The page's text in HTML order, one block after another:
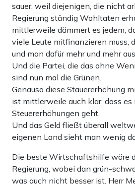
sauer, weil diejenigen, die nicht
Regierung ständig Wohltaten
mittlerweile dämmert es jedem,
viele Leute mitfinanzieren muss,
und man dafür mehr und mehr
Und die Partei, die das ohne
sind nun mal die Grünen.
Genauso diese Stauererhöhung
ist mittlerweile auch klar, dass es
Steuererhöhungen geht.
Und das Geld fließt überall
eigenen Land sieht man wenig
Die beste Wirtschaftshilfe wäre
Regierung, wobei dan grün-
was auch nicht besser ist. Herr